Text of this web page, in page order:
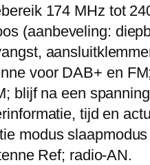
174 MHz tot
(aanbeveling:
voor DAB+ en
blijf na een
tijd en
modus
Ref; radio-AN.